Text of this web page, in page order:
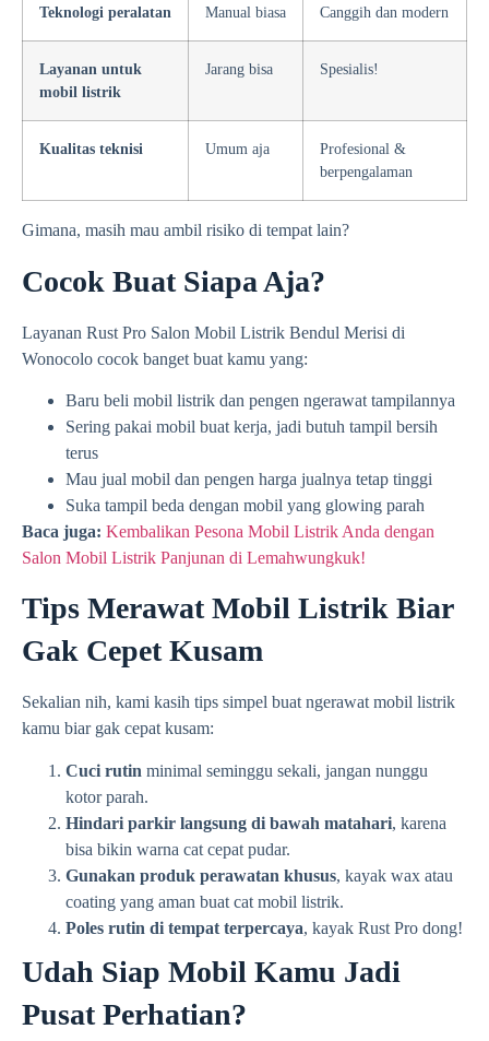
Teknologi peralatan Manual biasa Canggih dan modern
Layanan untuk
mobil listrik
Jarang bisa Spesialis!
Kualitas teknisi Umum aja
Profesional &
berpengalaman
Gimana, masih mau ambil risiko di tempat lain?
Cocok Buat Siapa Aja?
Layanan Rust Pro Salon Mobil Listrik Bendul Merisi di
Wonocolo cocok banget buat kamu yang:
Baru beli mobil listrik dan pengen ngerawat tampilannya
Sering pakai mobil buat kerja, jadi butuh tampil bersih
terus
Mau jual mobil dan pengen harga jualnya tetap tinggi
Suka tampil beda dengan mobil yang glowing parah
Baca juga: Kembalikan Pesona Mobil Listrik Anda dengan
Salon Mobil Listrik Panjunan di Lemahwungkuk!
Tips Merawat Mobil Listrik Biar
Gak Cepet Kusam
Sekalian nih, kami kasih tips simpel buat ngerawat mobil listrik
kamu biar gak cepat kusam:
Cuci rutin minimal seminggu sekali, jangan nunggu
kotor parah.
Hindari parkir langsung di bawah matahari, karena
bisa bikin warna cat cepat pudar.
Gunakan produk perawatan khusus, kayak wax atau
coating yang aman buat cat mobil listrik.
Poles rutin di tempat terpercaya, kayak Rust Pro dong!
Udah Siap Mobil Kamu Jadi
Pusat Perhatian?